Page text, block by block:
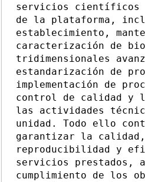
servicios científicos
de la plataforma,
establecimiento,
caracterización de
tridimensionales
estandarización de
implementación de
control de calidad y
las actividades
unidad. Todo ello
garantizar la calidad,
reproducibilidad y
servicios prestados,
cumplimiento de los